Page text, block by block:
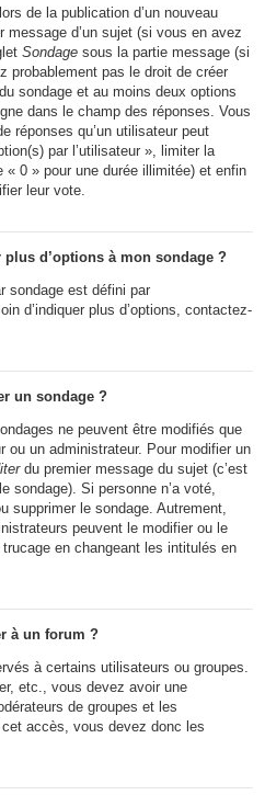
de la publication d’un nouveau
d’un sujet (si vous en avez
Sondage sous la partie message (si
probablement pas le droit de créer
sondage et au moins deux options
dans le champ des réponses. Vous
réponses qu’un utilisateur peut
par l’utilisateur », limiter la
« 0 » pour une durée illimitée) et enfin
leur vote.
d’options à mon sondage ?
sondage est défini par
d’indiquer plus d’options, contactez-
un sondage ?
ne peuvent être modifiés que
ou un administrateur. Pour modifier un
du premier message du sujet (c’est
sondage). Si personne n’a voté,
supprimer le sondage. Autrement,
peuvent le modifier ou le
en changeant les intitulés en
à un forum ?
à certains utilisateurs ou groupes.
etc., vous devez avoir une
de groupes et les
accès, vous devez donc les